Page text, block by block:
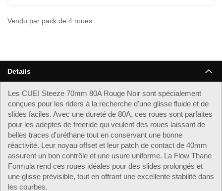
Vendu par pack de 4 roues
Details
Les CUEI Steeze 70mm 80A Rouge Noir sont spécialement
conçues pour les riders à la recherche d'une glisse fluide et de
slides faciles. Avec une dureté de 80A, ces roues sont parfaites
pour les adeptes de freeride qui veulent des roues laissant de
belles traces d'uréthane tout en conservant une bonne
réactivité. Leur noyau offset et leur patch de contact de 40mm
assurent un bon contrôle et une usure uniforme. La Flow Thane
Formula rend ces roues idéales pour des slides prolongés et
une glisse prévisible, tout en offrant une excellente stabilité dans
les courbes.